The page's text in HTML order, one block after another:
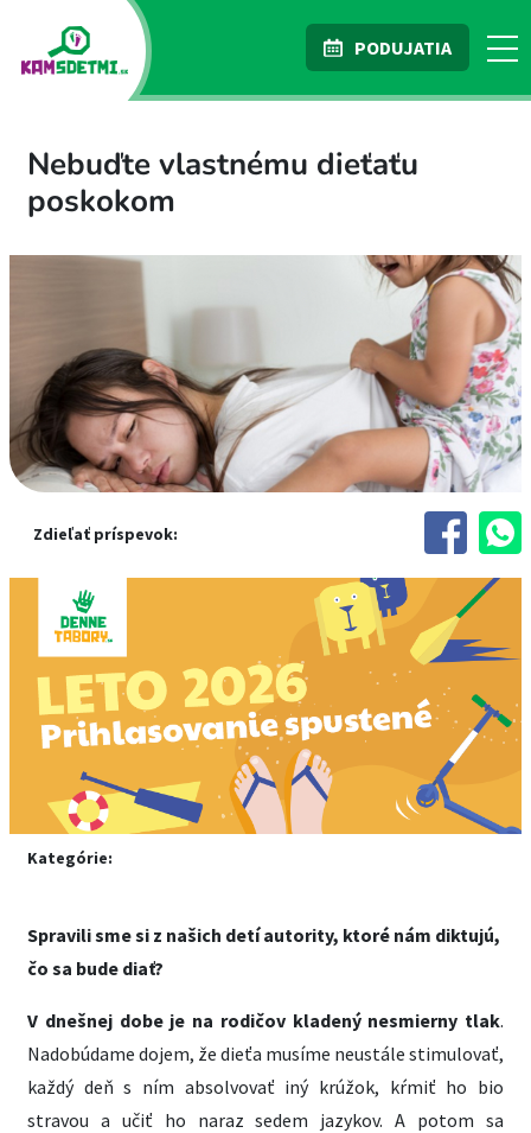
PODUJATIA
Nebuďte vlastnému dieťaťu
poskokom
Zdieľať príspevok:
Kategórie:
Spravili sme si z našich detí autority, ktoré nám diktujú,
čo sa bude diať?
V dnešnej dobe je na rodičov kladený nesmierny tlak.
Nadobúdame dojem, že dieťa musíme neustále stimulovať,
každý deň s ním absolvovať iný krúžok, kŕmiť ho bio
stravou a učiť ho naraz sedem jazykov. A potom sa